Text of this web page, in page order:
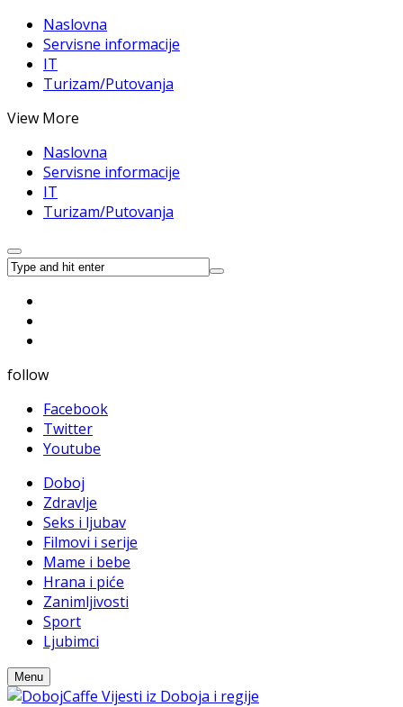
Naslovna
Servisne informacije
IT
Turizam/Putovanja
View More
Naslovna
Servisne informacije
IT
Turizam/Putovanja
follow
Facebook
Twitter
Youtube
Doboj
Zdravlje
Seks i ljubav
Filmovi i serije
Mame i bebe
Hrana i piće
Zanimljivosti
Sport
Ljubimci
Menu